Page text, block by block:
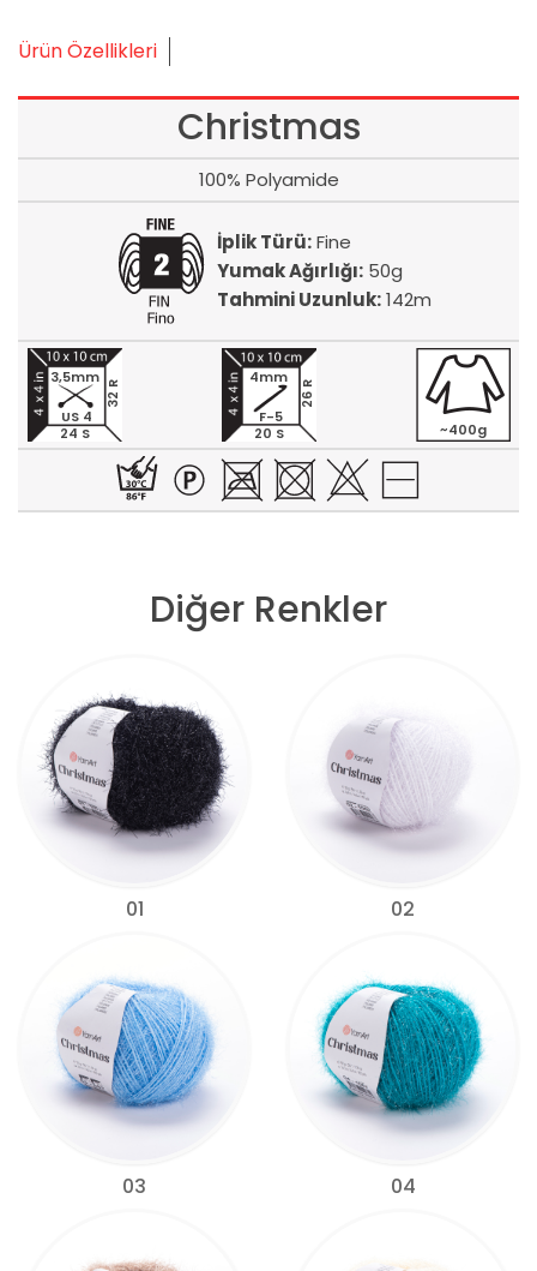
Ürün Özellikleri
Christmas
100% Polyamide
İplik Türü:Fine
Yumak Ağırlığı:50g
Tahmini Uzunluk:142m
24 S
32 R
3,5mm
US 4
20 S
26 R
4mm
F-5
~400g
Diğer Renkler
01 02
03 04